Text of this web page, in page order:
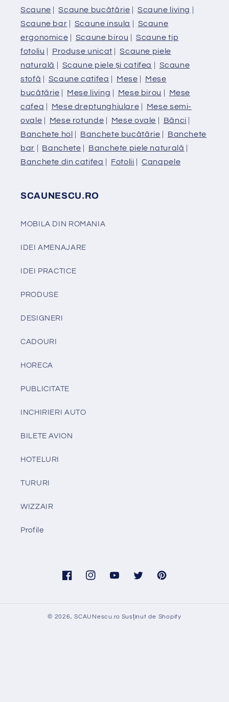
Scaune |Scaune bucătărie | Scaune living |
Scaune bar | Scaune insula | Scaune
ergonomice | Scaune birou | Scaune tip
fotoliu | Produse unicat |Scaune piele
naturală | Scaune piele și catifea | Scaune
stofă | Scaune catifea | Mese | Mese
bucătărie | Mese living | Mese birou | Mese
cafea | Mese dreptunghiulare | Mese semi-
ovale | Mese rotunde | Mese ovale | Bănci |
Banchete hol | Banchete bucătărie | Banchete
bar | Banchete | Banchete piele naturală |
Banchete din catifea | Fotolii |Canapele
SCAUNESCU.RO
MOBILA DIN ROMANIA
IDEI AMENAJARE
IDEI PRACTICE
PRODUSE
DESIGNERI
CADOURI
HORECA
PUBLICITATE
INCHIRIERI AUTO
BILETE AVION
HOTELURI
TURURI
WIZZAIR
Profile
FacebookInstagramYouTubeTwitter Pinterest
© 2026,SCAUNescu.ro Susținut de Shopify